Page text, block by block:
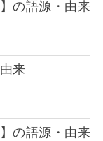
の語源・由来
来
の語源・由来